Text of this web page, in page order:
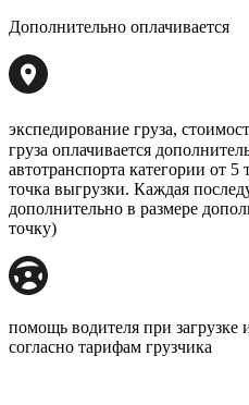
Дополнительно оплачивается
экспедирование груза,
груза оплачивается
автотранспорта категории от
точка выгрузки. Каждая
дополнительно в размере
точку)
помощь водителя при
согласно тарифам грузчика